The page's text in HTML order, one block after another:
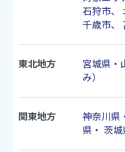
石狩市、
千歳市、
東北地方
宮城県・
み）
関東地方 神奈川県
県 ・ 茨城